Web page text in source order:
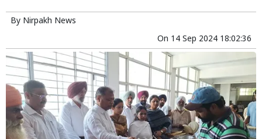
By Nirpakh News
On 14 Sep 2024 18:02:36